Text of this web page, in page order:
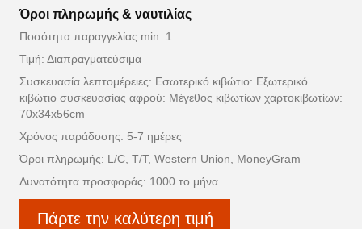
Όροι πληρωμής & ναυτιλίας
Ποσότητα παραγγελίας min: 1
Τιμή: Διαπραγματεύσιμα
Συσκευασία λεπτομέρειες: Εσωτερικό κιβώτιο: Εξωτερικό
κιβώτιο συσκευασίας αφρού: Μέγεθος κιβωτίων χαρτοκιβωτίων:
70x34x56cm
Χρόνος παράδοσης: 5-7 ημέρες
Όροι πληρωμής: L/C, T/T, Western Union, MoneyGram
Δυνατότητα προσφοράς: 1000 το μήνα
Πάρτε την καλύτερη τιμή